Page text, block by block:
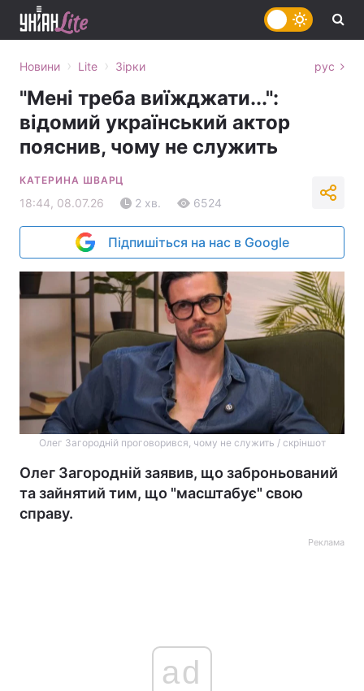
Новини › Lite › Зірки рус
"Мені треба виїжджати...":
відомий український актор
пояснив, чому не служить
КАТЕРИНА ШВАРЦ
18:44, 08.07.26 2 хв. 6524
Підпишіться на нас в Google
Олег Загородній проговорився, чому не служить / скріншот
Олег Загородній заявив, що заброньований
та зайнятий тим, що "масштабує" свою
справу.
Реклама
ad